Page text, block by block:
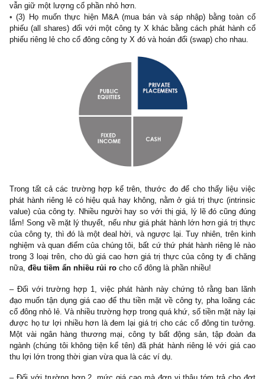
nhất). Còn lại, trong đa số trường hợp, chúng tôi cho rằng giải
nhất là tránh xa việc phát hành như một cơn bệnh. Tại sao ta
lựa chọn những “cỗ máy tạo tiền” được điều hành bởi ban
tuyệt vời ngoài kia mà lại nộp tiền vào những trường hợp rủi
II. Nhóm không làm giảm giá thị trường tại ngày có
Phát hành cổ phiếu riêng lẻ (private placement):
Đối với một công ty đại chúng niêm yết, có 3 lý do
(1) Họ phát hành % cổ phần riêng lẻ tương đối nhỏ (thường <
cho nhà đầu tư chiến lược, các quỹ đầu tư, nhằm tận dụng giá
(2) Họ muốn bán công ty bằng cách phát hành % cổ phần riêng
(> 51%) cho nhà đầu tư nhằm giúp công ty có dòng tiền, trong
vẫn giữ một lượng cổ phần nhỏ hơn.
(3) Họ muốn thực hiện M&A (mua bán và sáp nhập) bằng
phiếu (all shares) đối với một công ty X khác bằng cách phát
phiếu riêng lẻ cho cổ đông công ty X đó và hoán đổi (swap) cho